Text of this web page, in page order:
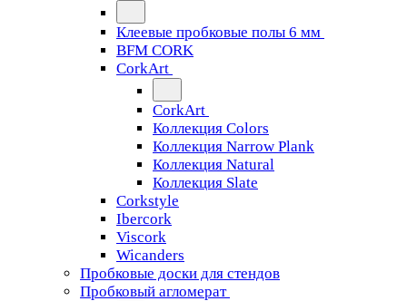
Клеевые пробковые полы 6 мм
BFM CORK
CorkArt
CorkArt
Коллекция Colors
Коллекция Narrow Plank
Коллекция Natural
Коллекция Slate
Corkstyle
Ibercork
Viscork
Wicanders
Пробковые доски для стендов
Пробковый агломерат